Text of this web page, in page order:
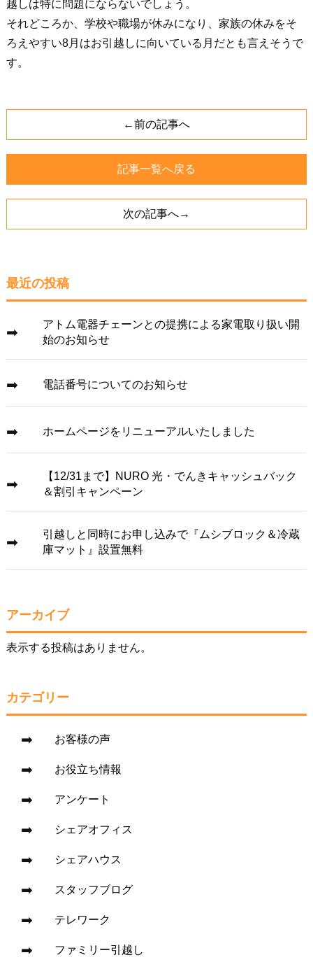
越しは特に問題にならないでしょう。
それどころか、学校や職場が休みになり、家族の休みをそ
ろえやすい8月はお引越しに向いている月だとも言えそうで
す。
←前の記事へ
記事一覧へ戻る
次の記事へ→
最近の投稿
アトム電器チェーンとの提携による家電取り扱い開
始のお知らせ
電話番号についてのお知らせ
ホームページをリニューアルいたしました
【12/31まで】NURO 光・でんきキャッシュバック
＆割引キャンペーン
引越しと同時にお申し込みで『ムシブロック＆冷蔵
庫マット』設置無料
アーカイブ
表示する投稿はありません。
カテゴリー
お客様の声
お役立ち情報
アンケート
シェアオフィス
シェアハウス
スタッフブログ
テレワーク
ファミリー引越し